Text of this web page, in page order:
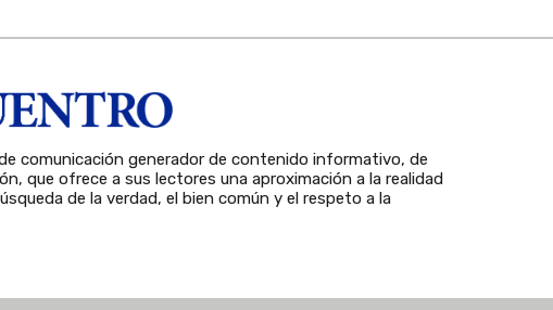
comunicación generador de contenido informativo, de
que ofrece a sus lectores una aproximación a la realidad
de la verdad, el bien común y el respeto a la